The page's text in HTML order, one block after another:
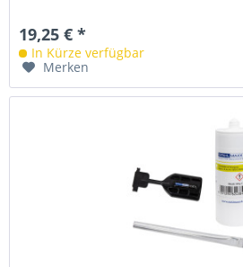
19,25 € *
In Kürze verfügbar
Merken